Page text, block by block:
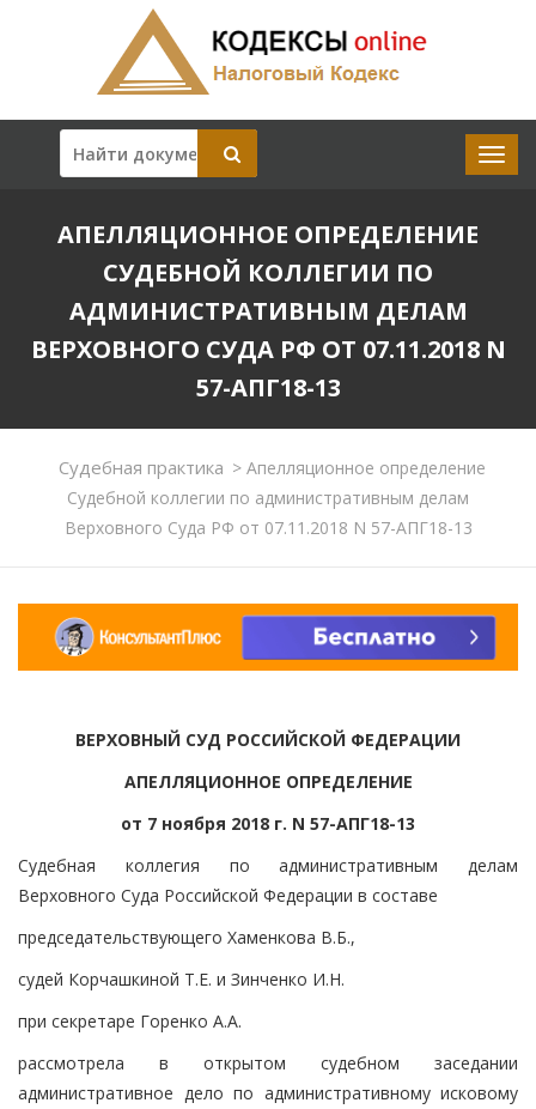
АПЕЛЛЯЦИОННОЕ ОПРЕДЕЛЕНИЕ
СУДЕБНОЙ КОЛЛЕГИИ ПО
АДМИНИСТРАТИВНЫМ ДЕЛАМ
ВЕРХОВНОГО СУДА РФ ОТ 07.11.2018 N
57-АПГ18-13
Судебная практика > Апелляционное определение
Судебной коллегии по административным делам
Верховного Суда РФ от 07.11.2018 N 57-АПГ18-13
ВЕРХОВНЫЙ СУД РОССИЙСКОЙ ФЕДЕРАЦИИ
АПЕЛЛЯЦИОННОЕ ОПРЕДЕЛЕНИЕ
от 7 ноября 2018 г. N 57-АПГ18-13
Судебная коллегия по административным делам
Верховного Суда Российской Федерации в составе
председательствующего Хаменкова В.Б.,
судей Корчашкиной Т.Е. и Зинченко И.Н.
при секретаре Горенко А.А.
рассмотрела в открытом судебном заседании
административное дело по административному исковому